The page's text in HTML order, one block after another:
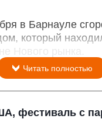
в Барнауле
который
Нового рынка.
Читать полностью
фестиваль с